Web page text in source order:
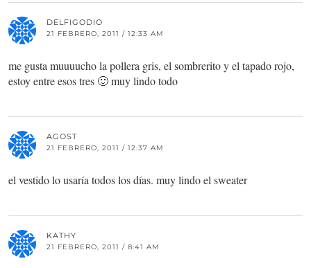
DELFIGODIO
21 FEBRERO, 2011 / 12:33 AM
me gusta muuuucho la pollera gris, el sombrerito y el tapado rojo,
estoy entre esos tres 🙂 muy lindo todo
AGOST
21 FEBRERO, 2011 / 12:37 AM
el vestido lo usaría todos los días. muy lindo el sweater
KATHY
21 FEBRERO, 2011 / 8:41 AM